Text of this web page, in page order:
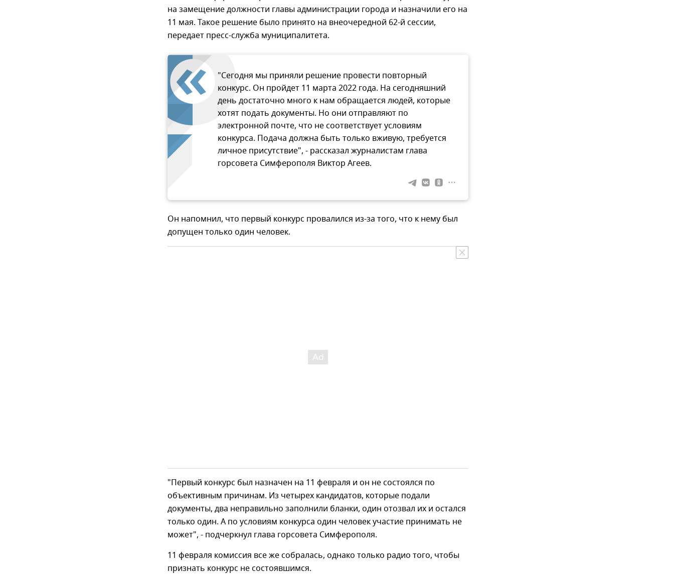
на замещение должности главы администрации города и назначили его на
11 мая. Такое решение было принято на внеочередной 62-й сессии,
передает пресс-служба муниципалитета.
"Сегодня мы приняли решение провести повторный
конкурс. Он пройдет 11 марта 2022 года. На сегодняшний
день достаточно много к нам обращается людей, которые
хотят подать документы. Но они отправляют по
электронной почте, что не соответствует условиям
конкурса. Подача должна быть только вживую, требуется
личное присутствие", - рассказал журналистам глава
горсовета Симферополя Виктор Агеев.
Он напомнил, что первый конкурс провалился из-за того, что к нему был
допущен только один человек.
"Первый конкурс был назначен на 11 февраля и он не состоялся по
объективным причинам. Из четырех кандидатов, которые подали
документы, два неправильно заполнили бланки, один отозвал их и остался
только один. А по условиям конкурса один человек участие принимать не
может", - подчеркнул глава горсовета Симферополя.
11 февраля комиссия все же собралась, однако только радио того, чтобы
признать конкурс не состоявшимся.